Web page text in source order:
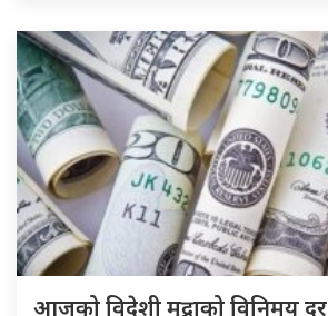
आजको विदेशी मुद्राको विनिमय दर